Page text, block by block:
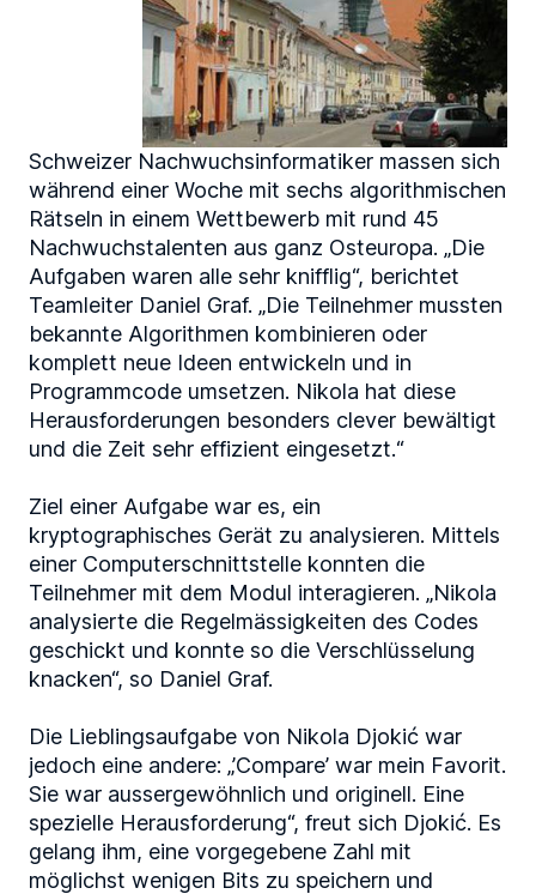
Schweizer Nachwuchsinformatiker massen sich
während einer Woche mit sechs algorithmischen
Rätseln in einem Wettbewerb mit rund 45
Nachwuchstalenten aus ganz Osteuropa. „Die
Aufgaben waren alle sehr knifflig“, berichtet
Teamleiter Daniel Graf. „Die Teilnehmer mussten
bekannte Algorithmen kombinieren oder
komplett neue Ideen entwickeln und in
Programmcode umsetzen. Nikola hat diese
Herausforderungen besonders clever bewältigt
und die Zeit sehr effizient eingesetzt.“
Ziel einer Aufgabe war es, ein
kryptographisches Gerät zu analysieren. Mittels
einer Computerschnittstelle konnten die
Teilnehmer mit dem Modul interagieren. „Nikola
analysierte die Regelmässigkeiten des Codes
geschickt und konnte so die Verschlüsselung
knacken“, so Daniel Graf.
Die Lieblingsaufgabe von Nikola Djokić war
jedoch eine andere: „’Compare’ war mein Favorit.
Sie war aussergewöhnlich und originell. Eine
spezielle Herausforderung“, freut sich Djokić. Es
gelang ihm, eine vorgegebene Zahl mit
möglichst wenigen Bits zu speichern und